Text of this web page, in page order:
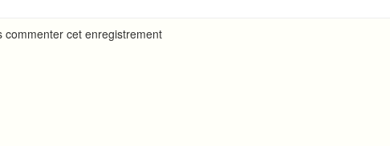
commenter cet enregistrement